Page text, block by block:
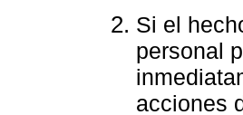
Si el
personal
acciones